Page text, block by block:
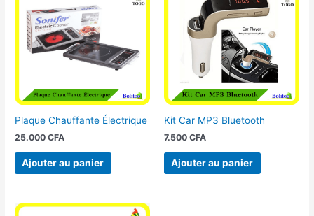
Plaque Chauffante Électrique
25.000CFA
Ajouter au panier
Kit Car MP3 Bluetooth
7.500 CFA
Ajouter au panier